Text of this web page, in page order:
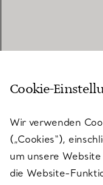
KUNDENSERVICE
SERVICES
Cookie-
Wir verwenden
(„Cookies“),
um unsere
die Website-